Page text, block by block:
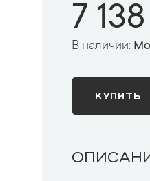
7
В наличии:
КУПИТЬ